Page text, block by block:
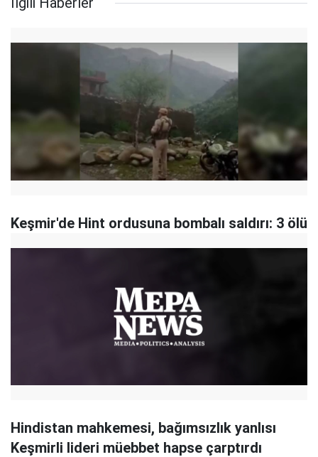
Keşmir'de Hint ordusuna bombalı saldırı: 3 ölü
Hindistan mahkemesi, bağımsızlık yanlısı
Keşmirli lideri müebbet hapse çarptırdı